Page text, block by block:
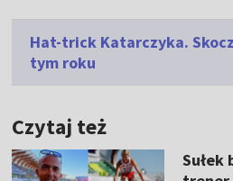
Hat-trick Katarczyka.
tym roku
Czytaj też
Sułek